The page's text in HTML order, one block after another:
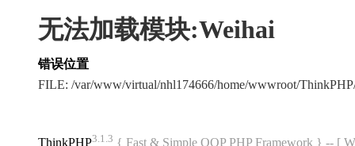
无法加载模块:Weihai
错误位置
FILE: /var/www/virtual/nhl174666/home/wwwroot/
ThinkPHP3.1.3 { Fast & Simple OOP PHP Framework } -- [